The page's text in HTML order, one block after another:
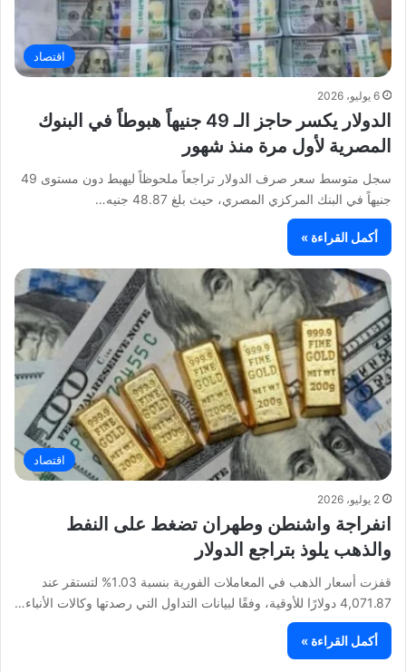
اقتصاد
6 يوليو، 2026
الدولار يكسر حاجز الـ 49 جنيهاً هبوطاً في البنوك
المصرية لأول مرة منذ شهور
سجل متوسط سعر صرف الدولار تراجعاً ملحوظاً ليهبط دون مستوى 49
جنيهاً في البنك المركزي المصري، حيث بلغ 48.87 جنيه…
أكمل القراءة »
اقتصاد
2 يوليو، 2026
انفراجة واشنطن وطهران تضغط على النفط
والذهب يلوذ بتراجع الدولار
قفزت أسعار الذهب في المعاملات الفورية بنسبة 1.03% لتستقر عند
4,071.87 دولارًا للأوقية، وفقًا لبيانات التداول التي رصدتها وكالات الأنباء…
أكمل القراءة »